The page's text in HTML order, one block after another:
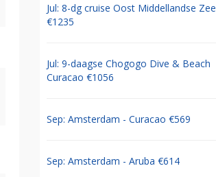
Jul: 8-dg cruise Oost Middellandse Zee
€1235
Jul: 9-daagse Chogogo Dive & Beach
Curacao €1056
Sep: Amsterdam - Curacao €569
Sep: Amsterdam - Aruba €614